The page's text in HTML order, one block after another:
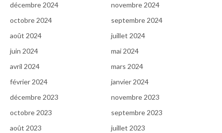
décembre 2024
novembre 2024
octobre 2024
septembre 2024
août 2024
juillet 2024
juin 2024
mai 2024
avril 2024
mars 2024
février 2024
janvier 2024
décembre 2023
novembre 2023
octobre 2023
septembre 2023
août 2023
juillet 2023